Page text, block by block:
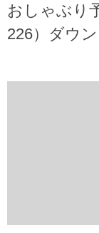
おしゃぶり
226）ダウ